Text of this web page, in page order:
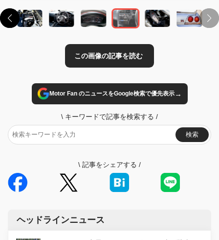
Motor Fan のニュースをGoogle検索で優先表示→
\ キーワードで記事を検索する /
検索
\ 記事をシェアする /
ヘッドラインニュース